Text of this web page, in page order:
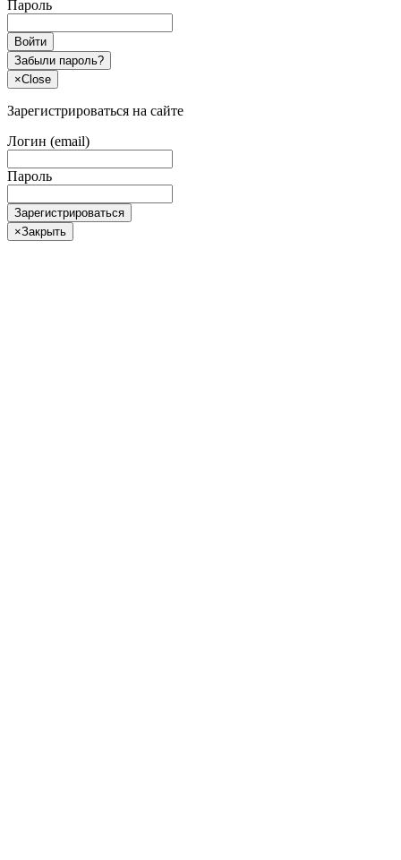
Пароль
Войти
Забыли пароль?
×Close
Зарегистрироваться на сайте
Логин (email)
Пароль
Зарегистрироваться
×Закрыть